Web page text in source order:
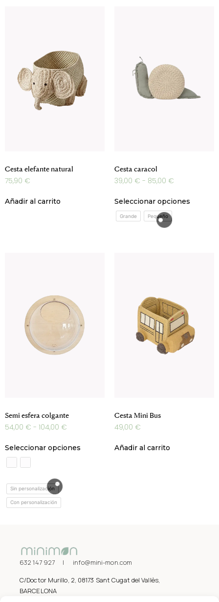
Cesta elefante natural
75,90 €
Añadir al carrito
Cesta caracol
39,00 € - 85,00 €
Seleccionar opciones
Grande Pequeño
Semi esfera colgante
54,00 € - 104,00 €
Seleccionar opciones
Sin personalización
Con personalización
Cesta Mini Bus
49,00 €
Añadir al carrito
632 147 927 | info@mini-mon.com
C/Doctor Murillo, 2, 08173 Sant Cugat del Vallès,
BARCELONA